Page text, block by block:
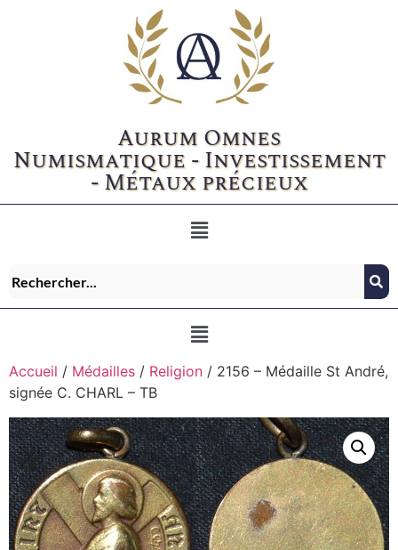
Aurum Omnes
Numismatique - Investissement
- Métaux précieux
Accueil / Médailles / Religion / 2156 – Médaille St André,
signée C. CHARL – TB